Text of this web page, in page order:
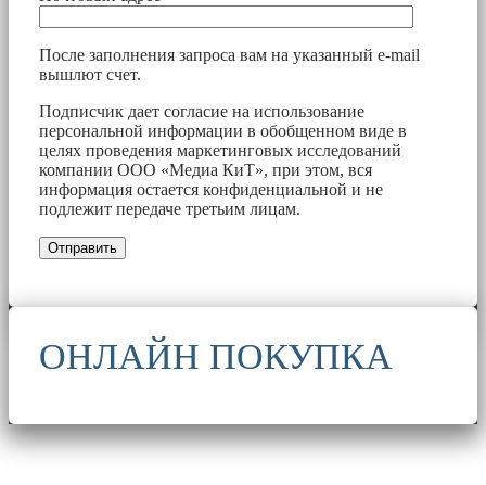
После заполнения запроса вам на указанный e-mail
вышлют счет.
Подписчик дает согласие на использование
персональной информации в обобщенном виде в
целях проведения маркетинговых исследований
компании ООО «Медиа КиТ», при этом, вся
информация остается конфиденциальной и не
подлежит передаче третьим лицам.
ОНЛАЙН ПОКУПКА